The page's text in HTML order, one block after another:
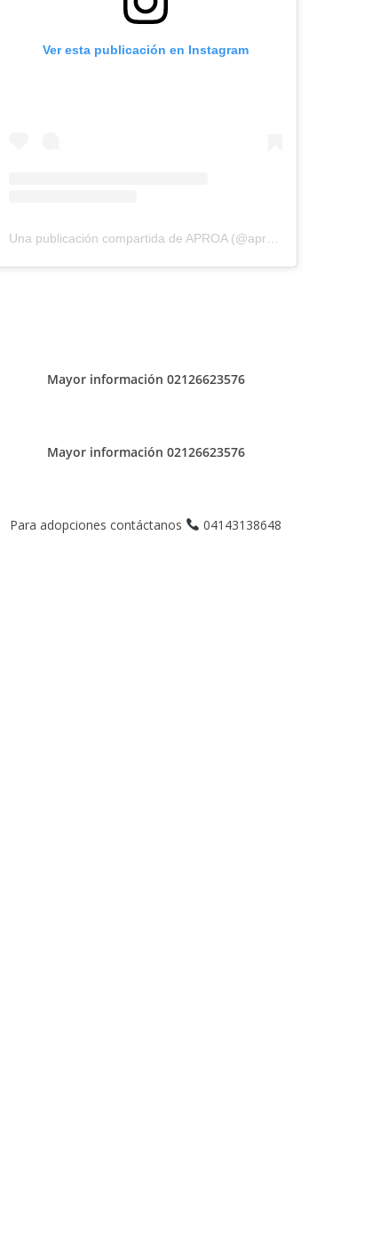
Ver esta publicación en Instagram
Una publicación compartida de APROA (@aproavzla)
Mayor información 02126623576
Mayor información 02126623576
Para adopciones contáctanos 04143138648